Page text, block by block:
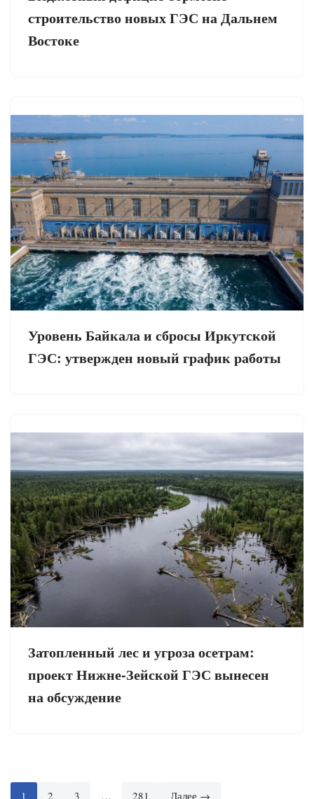
строительство новых ГЭС на Дальнем
Востоке
Уровень Байкала и сбросы Иркутской
ГЭС: утвержден новый график работы
Затопленный лес и угроза осетрам:
проект Нижне-Зейской ГЭС вынесен
на обсуждение
1 2 3 … 281 Далее →